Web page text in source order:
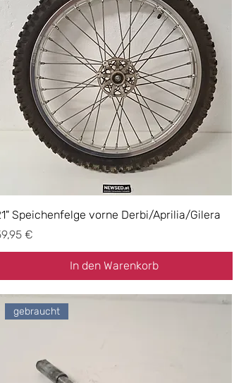
Speichenfelge vorne Derbi/Aprilia/Gilera
€
In den Warenkorb
gebraucht